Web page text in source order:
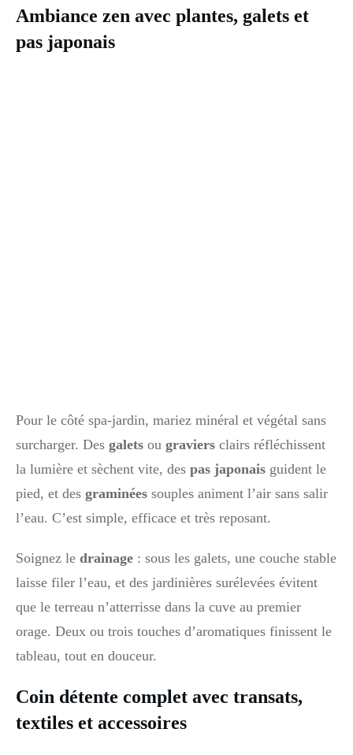
Ambiance zen avec plantes, galets et
pas japonais
Pour le côté spa-jardin, mariez minéral et végétal sans
surcharger. Des galets ou graviers clairs réfléchissent
la lumière et sèchent vite, des pas japonais guident le
pied, et des graminées souples animent l’air sans salir
l’eau. C’est simple, efficace et très reposant.
Soignez le drainage : sous les galets, une couche stable
laisse filer l’eau, et des jardinières surélevées évitent
que le terreau n’atterrisse dans la cuve au premier
orage. Deux ou trois touches d’aromatiques finissent le
tableau, tout en douceur.
Coin détente complet avec transats,
textiles et accessoires